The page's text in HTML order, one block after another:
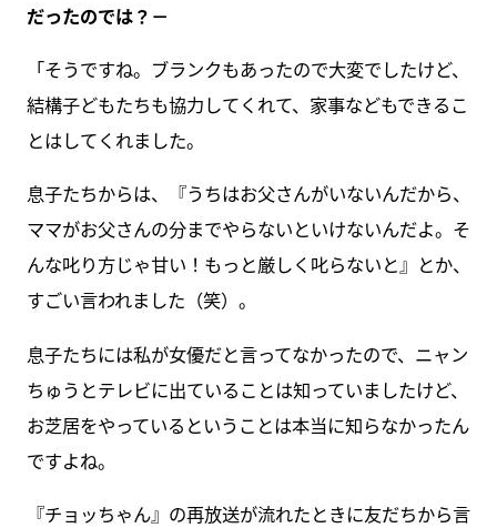
だったのでは？－
「そうですね。ブランクもあったので大変でしたけど、
結構子どもたちも協力してくれて、家事などもできるこ
とはしてくれました。
息子たちからは、『うちはお父さんがいないんだから、
ママがお父さんの分までやらないといけないんだよ。そ
んな叱り方じゃ甘い！もっと厳しく叱らないと』とか、
すごい言われました（笑）。
息子たちには私が女優だと言ってなかったので、ニャン
ちゅうとテレビに出ていることは知っていましたけど、
お芝居をやっているということは本当に知らなかったん
ですよね。
『チョッちゃん』の再放送が流れたときに友だちから言